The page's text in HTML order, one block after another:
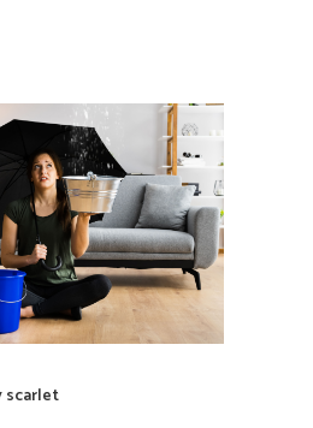
scarlet